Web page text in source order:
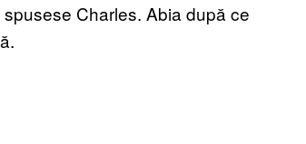
Charles. Abia după ce